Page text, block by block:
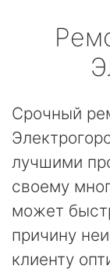
Срочный
лучшими
своему
может
причину
клиенту